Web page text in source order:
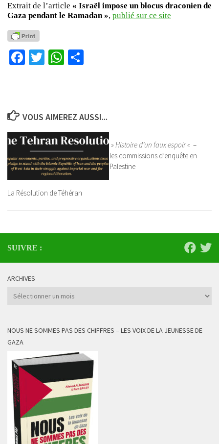
Extrait de l’article « Israël impose un blocus draconien de
Gaza pendant le Ramadan », publié sur ce site
Facebook
TwitterWhatsApp
VOUS AIMEREZ AUSSI...
La Résolution de Téhéran
» Histoire d’un faux espoir « –
les commissions d’enquête en
Palestine
SUIVRE :
ARCHIVES
Archives
NOUS NE SOMMES PAS DES CHIFFRES – LES VOIX DE LA JEUNESSE DE
GAZA